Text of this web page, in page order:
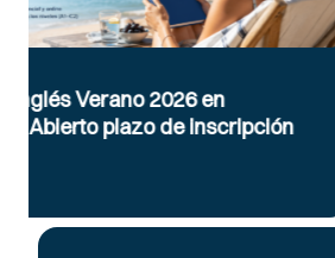
BLOG
Inglés para viajar:
útiles en el aeropuerto